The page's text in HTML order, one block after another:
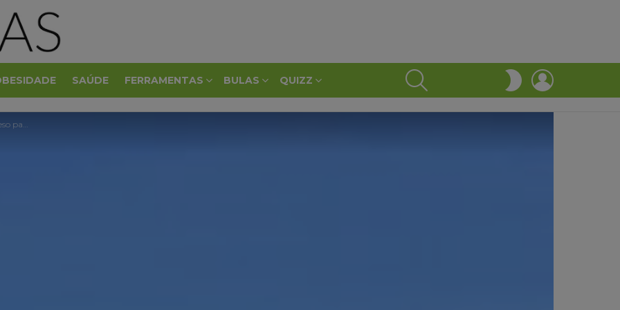
SAÚDE FERRAMENTAS BULAS QUIZZ
SWITCH
SKIN
a vida